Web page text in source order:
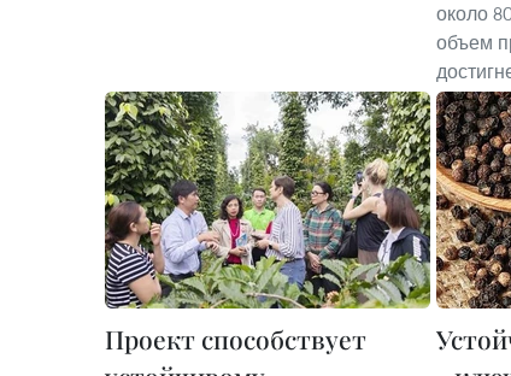
около
объем
Проект способствует